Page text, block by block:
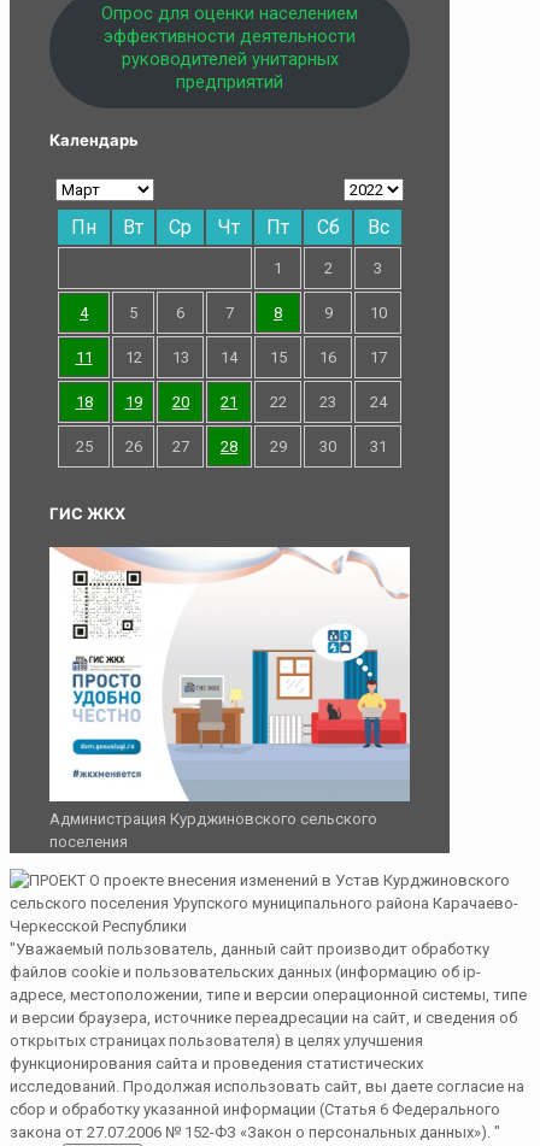
Опрос для оценки населением
эффективности деятельности
руководителей унитарных
предприятий
Календарь
Пн Вт Ср Чт Пт Сб Вс
1 2 3
4 5 6 7 8 9 10
11 12 13 14 15 16 17
18 19 20 21 22 23 24
25 26 27 28 29 30 31
ГИС ЖКХ
Администрация Курджиновского сельского
поселения
"Уважаемый пользователь, данный сайт производит обработку
файлов cookie и пользовательских данных (информацию об ip-
адресе, местоположении, типе и версии операционной системы, типе
и версии браузера, источнике переадресации на сайт, и сведения об
открытых страницах пользователя) в целях улучшения
функционирования сайта и проведения статистических
исследований. Продолжая использовать сайт, вы даете согласие на
сбор и обработку указанной информации (Статья 6 Федерального
закона от 27.07.2006 № 152-ФЗ «Закон о персональных данных»). "